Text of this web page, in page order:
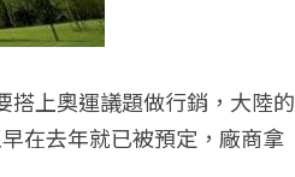
搭上奧運議題做行銷，大陸的
在去年就已被預定，廠商拿